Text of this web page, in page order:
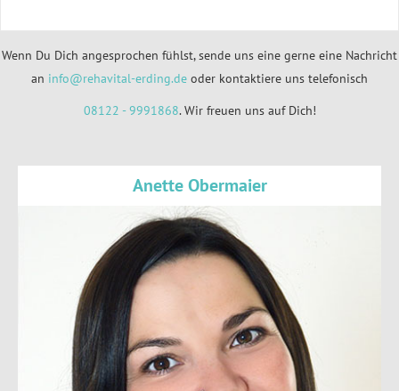
Wenn Du Dich angesprochen fühlst, sende uns eine gerne eine Nachricht
an info@rehavital-erding.de oder kontaktiere uns telefonisch
08122 - 9991868. Wir freuen uns auf Dich!
Anette Obermaier